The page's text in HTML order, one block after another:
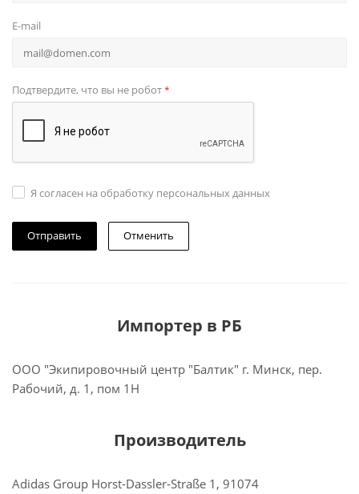
E-mail
Подтвердите, что вы не робот*
Я согласен на обработку персональных данных
Отменить
Импортер в РБ
ООО "Экипировочный центр "Балтик" г. Минск, пер.
Рабочий, д. 1, пом 1Н
Производитель
Adidas Group Horst-Dassler-Straße 1, 91074